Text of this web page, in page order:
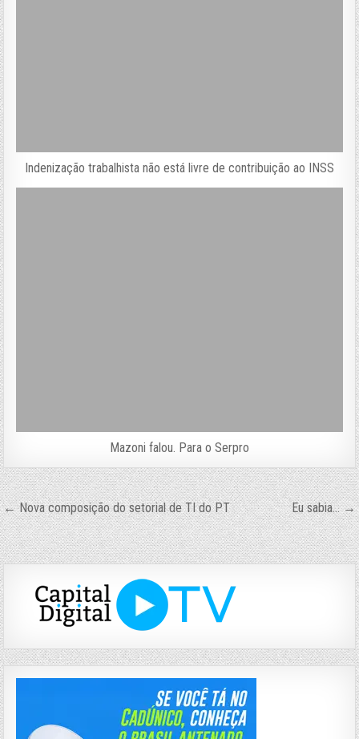
Indenização trabalhista não está livre de contribuição ao INSS
Mazoni falou. Para o Serpro
Navegação
de
Post
← Nova composição do setorial de TI do PT Eu sabia… →